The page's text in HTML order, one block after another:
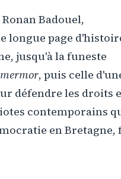
Badouel,
longue page
jusqu'à la funeste
, puis celle
défendre les droits
contemporains
en Bretagne,